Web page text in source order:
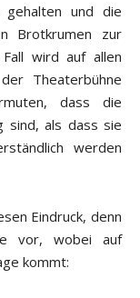
und die
Brotkrumen zur
wird auf allen
Theaterbühne
dass die
sind, als dass sie
werden
Eindruck, denn
vor, wobei auf
kommt: